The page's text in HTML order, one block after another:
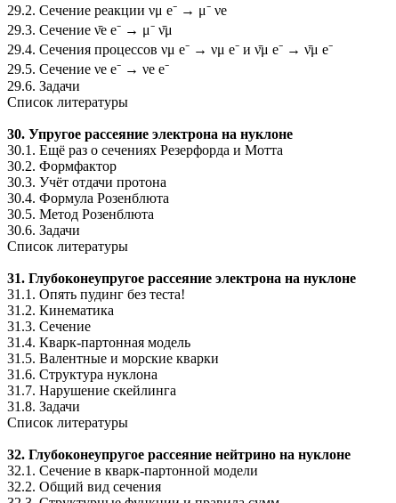
29.2. Сечение реакции νμ e⁻ → μ⁻ νe
29.3. Сечение ν̄e e⁻ → μ⁻ ν̄μ
29.4. Сечения процессов νμ e⁻ → νμ e⁻ и ν̄μ e⁻ → ν̄μ e⁻
29.5. Сечение νe e⁻ → νe e⁻
29.6. Задачи
Список литературы
30. Упругое рассеяние электрона на нуклоне
30.1. Ещё раз о сечениях Резерфорда и Мотта
30.2. Формфактор
30.3. Учёт отдачи протона
30.4. Формула Розенблюта
30.5. Метод Розенблюта
30.6. Задачи
Список литературы
31. Глубоконеупругое рассеяние электрона на нуклоне
31.1. Опять пудинг без теста!
31.2. Кинематика
31.3. Сечение
31.4. Кварк-партонная модель
31.5. Валентные и морские кварки
31.6. Структура нуклона
31.7. Нарушение скейлинга
31.8. Задачи
Список литературы
32. Глубоконеупругое рассеяние нейтрино на нуклоне
32.1. Сечение в кварк-партонной модели
32.2. Общий вид сечения